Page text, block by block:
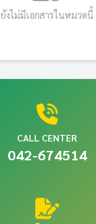
ยังไม่มีเอกสารในหมวดนี้
CALL CENTER
042-674514